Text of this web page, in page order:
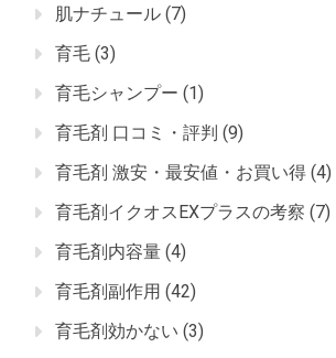
肌ナチュール (7)
育毛 (3)
育毛シャンプー (1)
育毛剤 口コミ・評判 (9)
育毛剤 激安・最安値・お買い得 (4)
育毛剤イクオスEXプラスの考察 (7)
育毛剤内容量 (4)
育毛剤副作用 (42)
育毛剤効かない (3)